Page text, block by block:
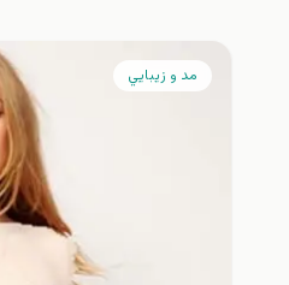
مد و زيبايي